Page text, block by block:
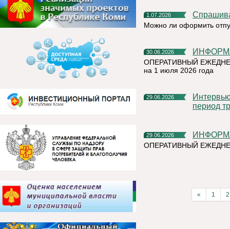
1.07.2026
Можно ли оформить
30.06.2026
ОПЕРАТИВНЫЙ
на 1 июля 2026 года
29.06.2026
Интервью руководителя на тему «Назначение пособия на
период
29.06.2026
ОПЕРАТИВНЫЙ
« 1 2